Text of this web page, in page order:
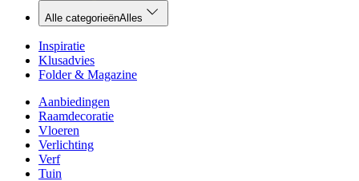
Alle categorieënAlles
Inspiratie
Klusadvies
Folder & Magazine
Aanbiedingen
Raamdecoratie
Vloeren
Verlichting
Verf
Tuin